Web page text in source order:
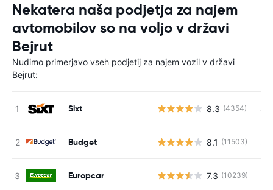
Nekatera naša podjetja za najem
avtomobilov so na voljo v državi
Bejrut
Nudimo primerjavo vseh podjetij za najem vozil v državi
Bejrut:
Sixt 8.3 (4354)
Budget 8.1 (11503)
Europcar 7.3 (10239)